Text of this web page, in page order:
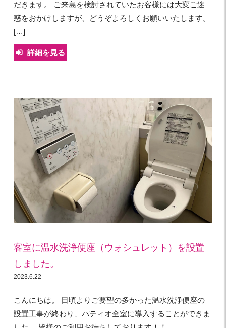
だきます。 ご来島を検討されていたお客様には大変ご迷
惑をおかけしますが、どうぞよろしくお願いいたします。
[…]
詳細を見る
客室に温水洗浄便座（ウォシュレット）を設置
しました。
2023.6.22
こんにちは。 日頃よりご要望の多かった温水洗浄便座の
設置工事が終わり、パティオ全室に導入することができま